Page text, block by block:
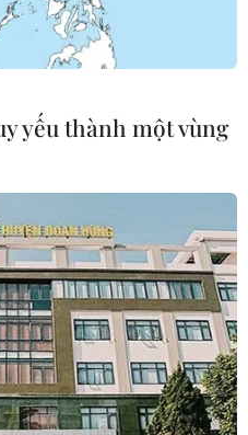
ghi nhận số ca mắc
yếu thành một vùng